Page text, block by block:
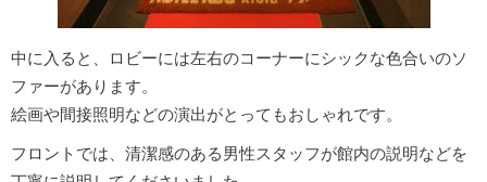
中に入ると、ロビーには左右のコーナーにシックな色合いのソ
ファーがあります。
絵画や間接照明などの演出がとってもおしゃれです。
フロントでは、清潔感のある男性スタッフが館内の説明などを